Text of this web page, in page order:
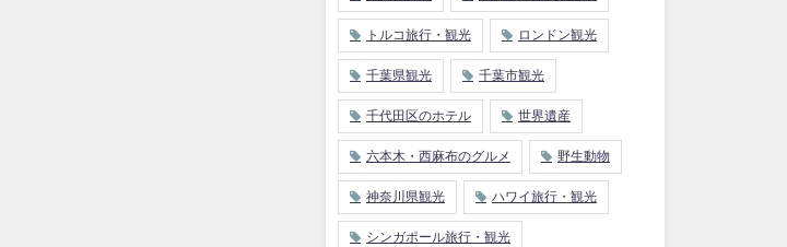
トルコ旅行・観光 ロンドン観光
千葉県観光 千葉市観光
千代田区のホテル 世界遺産
六本木・西麻布のグルメ 野生動物
神奈川県観光 ハワイ旅行・観光
シンガポール旅行・観光